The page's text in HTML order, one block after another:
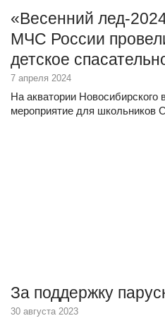
«Весенний лед-
МЧС России
детское
7 апреля 2024
На акватории
мероприятие для школьников
За поддержку
30 августа 2023